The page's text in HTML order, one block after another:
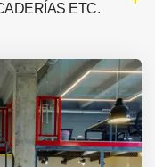
ETC.